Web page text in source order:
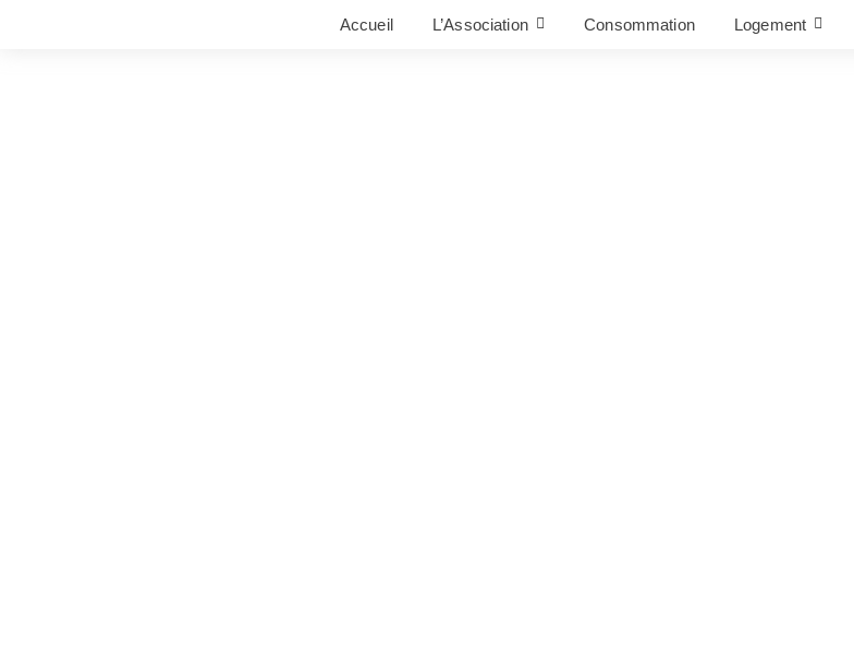
Accueil L’Association Consommation Logement